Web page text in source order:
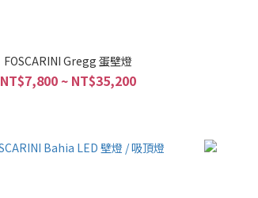
FOSCARINI Gregg 蛋壁燈
NT$7,800 ~ NT$35,200